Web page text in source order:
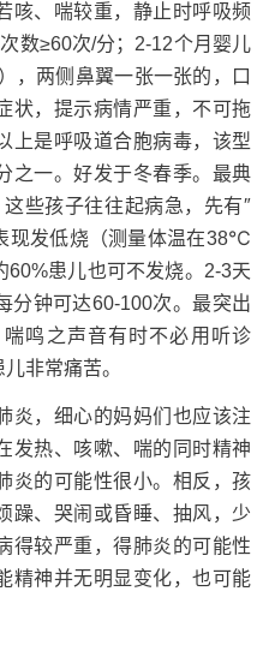
咳、喘较重，静止时呼吸频
数≥60次/分；2-12个月婴儿
，两侧鼻翼一张一张的，口
状，提示病情严重，不可拖
上是呼吸道合胞病毒，该型
之一。好发于冬春季。最典
些孩子往往起病急，先有″
现发低烧（测量体温在38℃
60%患儿也可不发烧。2-3天
分钟可达60-100次。最突出
鸣之声音有时不必用听诊
非常痛苦。
炎，细心的妈妈们也应该注
发热、咳嗽、喘的同时精神
炎的可能性很小。相反，孩
躁、哭闹或昏睡、抽风，少
得较严重，得肺炎的可能性
精神并无明显变化，也可能